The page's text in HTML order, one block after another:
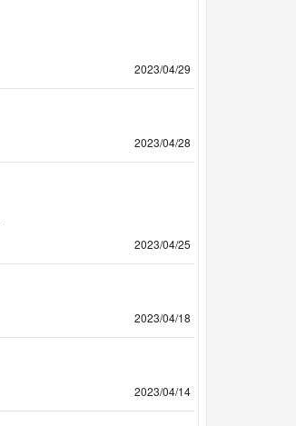
2023/04/29
2023/04/28
2023/04/25
2023/04/18
2023/04/14